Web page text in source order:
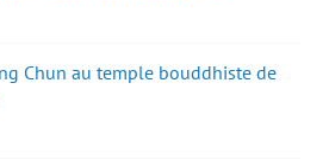
Chun au temple bouddhiste de